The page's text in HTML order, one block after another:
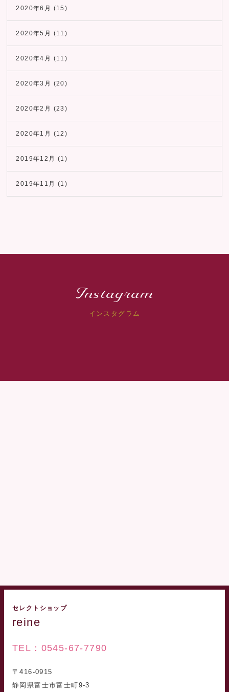
2020年6月 (15)
2020年5月 (11)
2020年4月 (11)
2020年3月 (20)
2020年2月 (23)
2020年1月 (12)
2019年12月 (1)
2019年11月 (1)
Instagram
インスタグラム
セレクトショップ
reine
TEL：0545-67-7790
〒416-0915
静岡県富士市富士町9-3